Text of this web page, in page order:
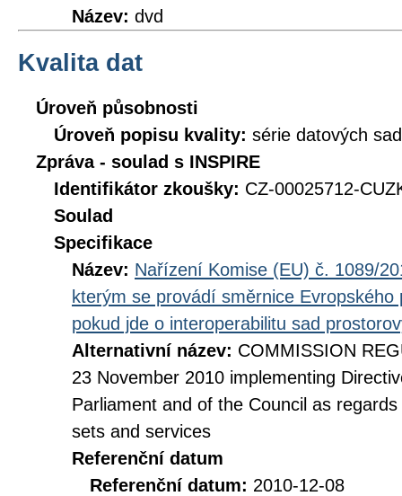
Název: dvd
Kvalita dat
Úroveň působnosti
Úroveň popisu kvality: série datových sad
Zpráva - soulad s INSPIRE
Identifikátor zkoušky: CZ-00025712-
Soulad
Specifikace
Název: Nařízení Komise (EU) č. 1089/
kterým se provádí směrnice
pokud jde o interoperabilitu sad
Alternativní název: COMMISSION
23 November 2010 implementing
Parliament and of the Council as
sets and services
Referenční datum
Referenční datum: 2010-12-08